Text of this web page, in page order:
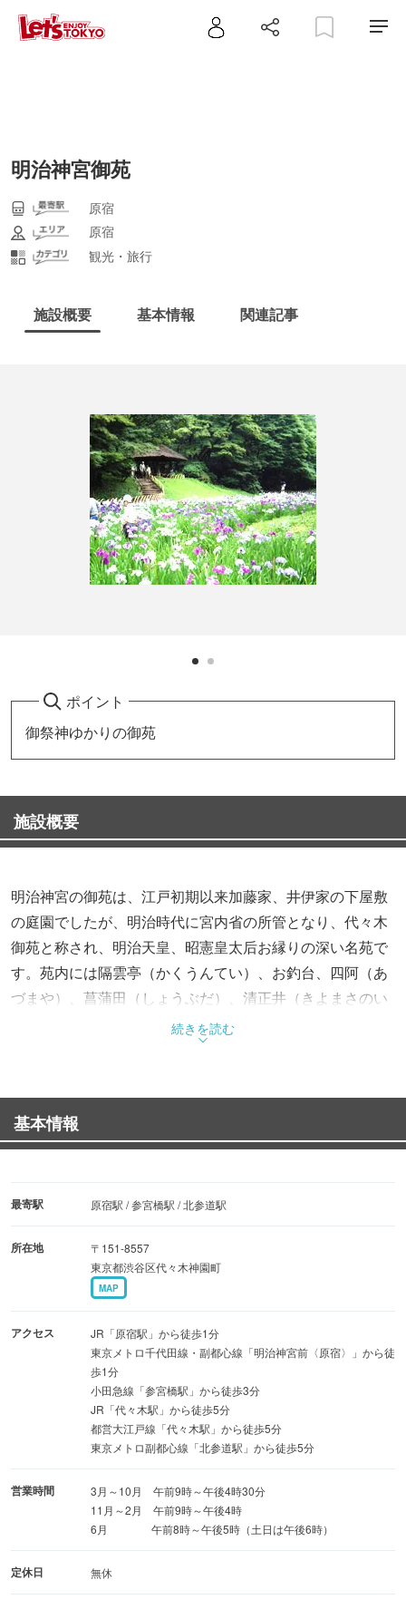
明治神宮御苑
原宿
原宿
観光・旅行
施設概要 基本情報 関連記事
ポイント
御祭神ゆかりの御苑
施設概要
明治神宮の御苑は、江戸初期以来加藤家、井伊家の下屋敷
の庭園でしたが、明治時代に宮内省の所管となり、代々木
御苑と称され、明治天皇、昭憲皇太后お縁りの深い名苑で
す。苑内には隔雲亭（かくうんてい）、お釣台、四阿（あ
づまや）、菖蒲田（しょうぶだ）、清正井（きよまさのい
ど）などがあり、曲折した小径が美しい熊笹の間を縫い、
武蔵野特有の雑木林の面影をとどめている名勝・名所で
中でも明治天皇が皇后のために植えさせられた花菖蒲は、
6月上旬に見頃となり、杜（もり）の中で見事な景観とな
ります。
続きを読む
基本情報
最寄駅 原宿駅 / 参宮橋駅 / 北参道駅
所在地
〒151-8557
東京都渋谷区代々木神園町
MAP
アクセス
JR「原宿駅」から徒歩1分
東京メトロ千代田線・副都心線「明治神宮前〈原宿〉」から徒
歩1分
小田急線「参宮橋駅」から徒歩3分
JR「代々木駅」から徒歩5分
都営大江戸線「代々木駅」から徒歩5分
東京メトロ副都心線「北参道駅」から徒歩5分
営業時間
3月～10月 午前9時～午後4時30分
11月～2月 午前9時～午後4時
6月 午前8時～午後5時（土日は午後6時）
定休日 無休